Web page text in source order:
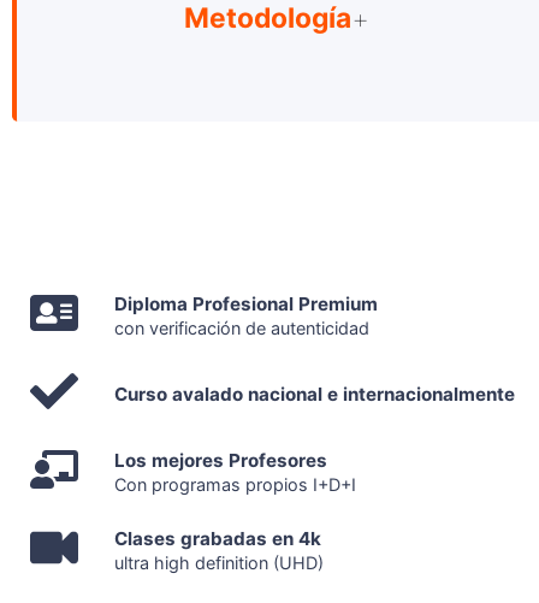
Metodología
Diploma Profesional Premium
con verificación de autenticidad
Curso avalado nacional e internacionalmente
Los mejores Profesores
Con programas propios I+D+I
Clases grabadas en 4k
ultra high definition (UHD)